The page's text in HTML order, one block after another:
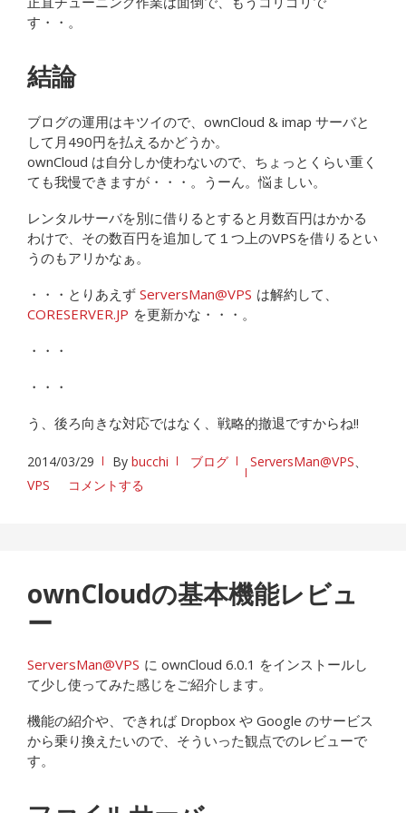
す・・。
結論
ブログの運用はキツイので、ownCloud & imap サーバと
して月490円を払えるかどうか。
ownCloud は自分しか使わないので、ちょっとくらい重く
ても我慢できますが・・・。うーん。悩ましい。
レンタルサーバを別に借りるとすると月数百円はかかる
わけで、その数百円を追加して１つ上のVPSを借りるとい
うのもアリかなぁ。
・・・とりあえず ServersMan@VPS は解約して、
CORESERVER.JP を更新かな・・・。
・・・
・・・
う、後ろ向きな対応ではなく、戦略的撤退ですからね!!
2014/03/29 By bucchi ブログ ServersMan@VPS
VPS
コメントする
ownCloudの基本機能レビュ
ー
ServersMan@VPS に ownCloud 6.0.1 をインストールし
て少し使ってみた感じをご紹介します。
機能の紹介や、できれば Dropbox や Google のサービス
から乗り換えたいので、そういった観点でのレビューで
す。